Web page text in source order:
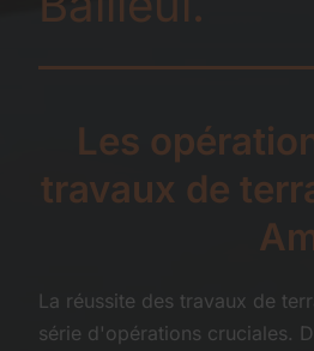
Les
travaux de
La réussite des travaux de
série d'opérations cruciales.